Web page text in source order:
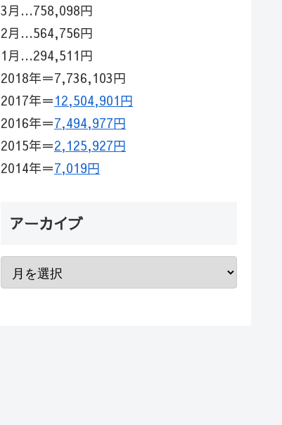
3月…758,098円
2月…564,756円
1月…294,511円
2018年＝7,736,103円
2017年＝12,504,901円
2016年＝7,494,977円
2015年＝2,125,927円
2014年＝7,019円
アーカイブ